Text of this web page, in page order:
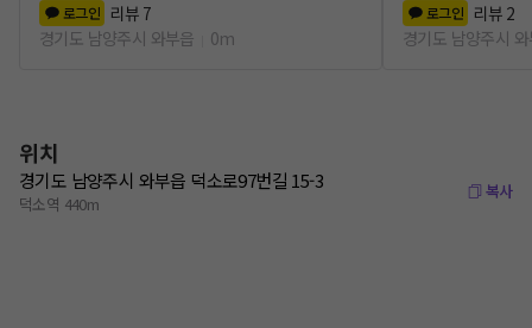
로그인 리뷰 7
경기도 남양주시 와부읍
0m
로그인 리뷰 2
경기도 남양주시
위치
경기도 남양주시 와부읍 덕소로97번길 15-3
덕소역 440m
복사